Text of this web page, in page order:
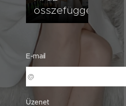
összefüggés?
E-mail
Üzenet